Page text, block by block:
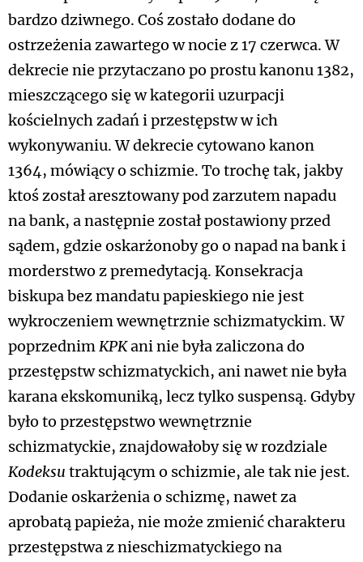
bardzo dziwnego. Coś zostało dodane do
ostrzeżenia zawartego w nocie z 17 czerwca. W
dekrecie nie przytaczano po prostu kanonu 1382,
mieszczącego się w kategorii uzurpacji
kościelnych zadań i przestępstw w ich
wykonywaniu. W dekrecie cytowano kanon
1364, mówiący o schizmie. To trochę tak, jakby
ktoś został aresztowany pod zarzutem napadu
na bank, a następnie został postawiony przed
sądem, gdzie oskarżonoby go o napad na bank i
morderstwo z premedytacją. Konsekracja
biskupa bez mandatu papieskiego nie jest
wykroczeniem wewnętrznie schizmatyckim. W
poprzednimKPKani nie była zaliczona do
przestępstw schizmatyckich, ani nawet nie była
karana ekskomuniką, lecz tylko suspensą. Gdyby
było to przestępstwo wewnętrznie
schizmatyckie, znajdowałoby się w rozdziale
Kodeksu traktującym o schizmie, ale tak nie jest.
Dodanie oskarżenia o schizmę, nawet za
aprobatą papieża, nie może zmienić charakteru
przestępstwa z nieschizmatyckiego na